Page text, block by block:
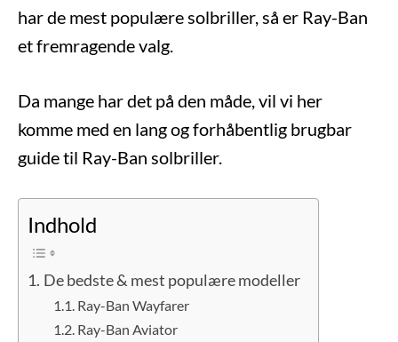
har de mest populære solbriller, så er Ray-Ban
et fremragende valg.
Da mange har det på den måde, vil vi her
komme med en lang og forhåbentlig brugbar
guide til Ray-Ban solbriller.
Indhold
De bedste & mest populære modeller
Ray-Ban Wayfarer
Ray-Ban Aviator